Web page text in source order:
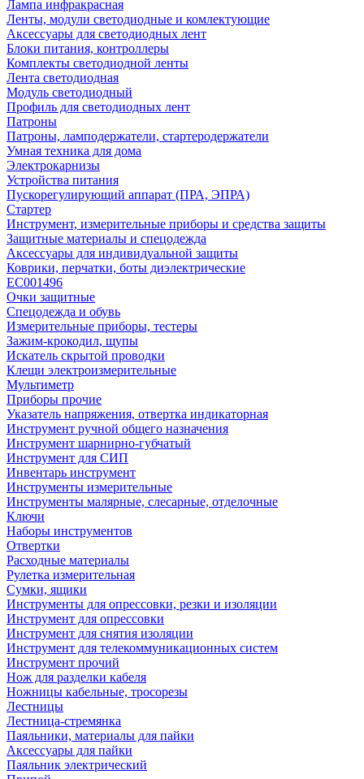
Лампа инфракрасная
Ленты, модули светодиодные и комлектующие
Аксессуары для светодиодных лент
Блоки питания, контроллеры
Комплекты светодиодной ленты
Лента светодиодная
Модуль светодиодный
Профиль для светодиодных лент
Патроны
Патроны, ламподержатели, стартеродержатели
Умная техника для дома
Электрокарнизы
Устройства питания
Пускорегулирующий аппарат (ПРА, ЭПРА)
Стартер
Инструмент, измерительные приборы и средства защиты
Защитные материалы и спецодежда
Аксессуары для индивидуальной защиты
Коврики, перчатки, боты диэлектрические
EC001496
Очки защитные
Спецодежда и обувь
Измерительные приборы, тестеры
Зажим-крокодил, щупы
Искатель скрытой проводки
Клещи электроизмерительные
Мультиметр
Приборы прочие
Указатель напряжения, отвертка индикаторная
Инструмент ручной общего назначения
Инструмент шарнирно-губчатый
Инструмент для СИП
Инвентарь инструмент
Инструменты измерительные
Инструменты малярные, слесарные, отделочные
Ключи
Наборы инструментов
Отвертки
Расходные материалы
Рулетка измерительная
Сумки, ящики
Инструменты для опрессовки, резки и изоляции
Инструмент для опрессовки
Инструмент для снятия изоляции
Инструмент для телекоммуникационных систем
Инструмент прочий
Нож для разделки кабеля
Ножницы кабельные, тросорезы
Лестницы
Лестница-стремянка
Паяльники, материалы для пайки
Аксессуары для пайки
Паяльник электрический